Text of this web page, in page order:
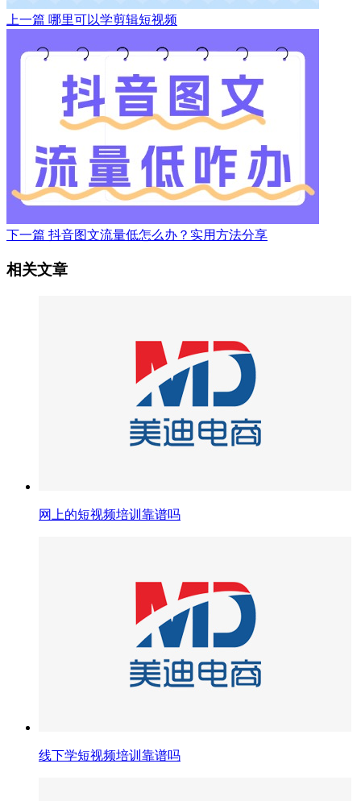
上一篇 哪里可以学剪辑短视频
下一篇 抖音图文流量低怎么办？实用方法分享
相关文章
网上的短视频培训靠谱吗
线下学短视频培训靠谱吗